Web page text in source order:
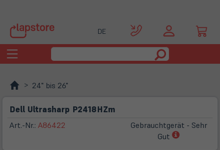
DE
Toggle
navigation
24" bis 26"
Dell Ultrasharp P2418HZm
Art.-Nr.: A86422
Gebrauchtgerät - Sehr
Gut
(öffnet